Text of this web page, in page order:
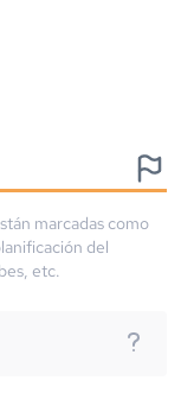
marcadas como
del
etc.